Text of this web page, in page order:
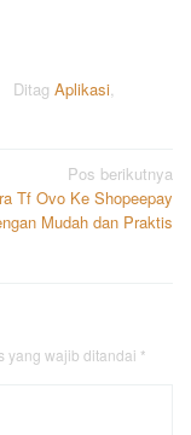
Ditag Aplikasi
Pos berikutnya
Tf Ovo Ke Shopeepay
Mudah dan Praktis
yang wajib ditandai *